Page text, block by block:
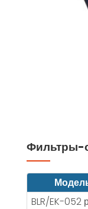
Фильтры-
BLR/EK-052